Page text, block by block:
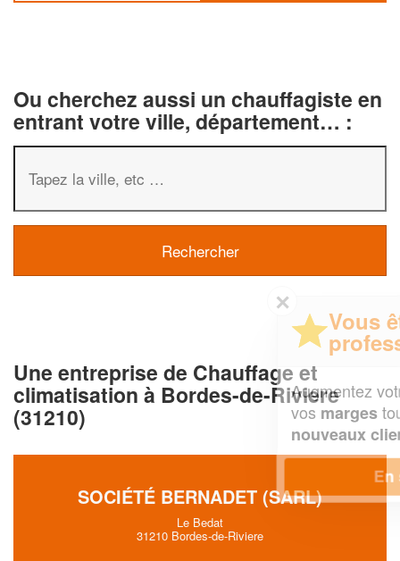
Ou cherchez aussi un chauffagiste en
entrant votre ville, département… :
Une entreprise de Chauffage et
climatisation à Bordes-de-Riviere
(31210)
SOCIÉTÉ BERNADET (SARL)
Le Bedat
31210 Bordes-de-Riviere
professionnel ?
Augmentez votrechiffre d'affaireset
tout en gagnant de